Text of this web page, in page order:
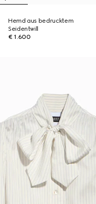
Hemd aus bedrucktem
Seidentwill
€ 1.600